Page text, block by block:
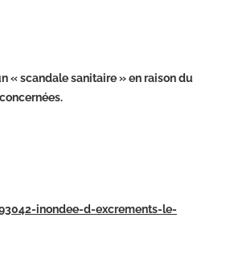
« scandale sanitaire » en raison du
inondee-d-excrements-le-